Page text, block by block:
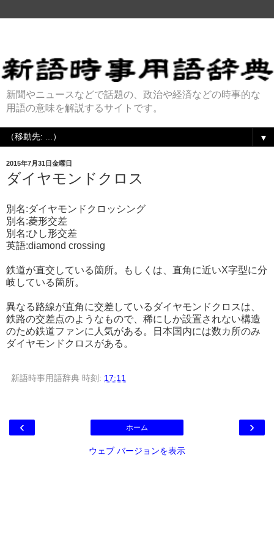
新聞やニュースなどで話題の、政治や経済などの時事的な
用語の意味を解説するサイトです。
▼
2015年7月31日金曜日
ダイヤモンドクロス
別名:ダイヤモンドクロッシング
別名:菱形交差
別名:ひし形交差
英語:diamond crossing
鉄道が直交している箇所。もしくは、直角に近いX字型に分
岐している箇所。
異なる路線が直角に交差しているダイヤモンドクロスは、
鉄路の交差点のようなもので、稀にしか設置されない構造
のため鉄道ファンに人気がある。日本国内には数カ所のみ
ダイヤモンドクロスがある。
新語時事用語辞典 時刻: 17:11
‹ ›
ホーム
ウェブ バージョンを表示